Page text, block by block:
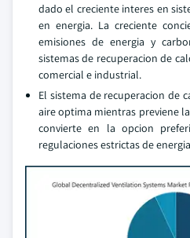
dado el creciente interes en
en energia. La creciente
emisiones de energia y
sistemas de recuperacion de
comercial e industrial.
El sistema de recuperacion de
aire optima mientras previene
convierte en la opcion
regulaciones estrictas de